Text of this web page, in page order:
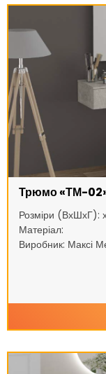
Трюмо «ТМ-
Розміри (ВхШхГ):
Матеріал:
Виробник: Максі